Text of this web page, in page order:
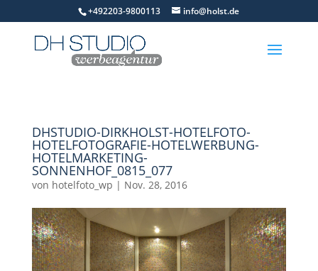
+492203-9800113 info@holst.de
DHSTUDIO-DIRKHOLST-HOTELFOTO-
HOTELFOTOGRAFIE-HOTELWERBUNG-
HOTELMARKETING-
SONNENHOF_0815_077
von hotelfoto_wp | Nov. 28, 2016